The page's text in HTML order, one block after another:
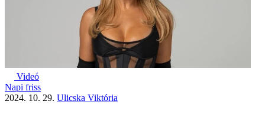
Videó
Napi friss
2024. 10. 29. Ulicska Viktória